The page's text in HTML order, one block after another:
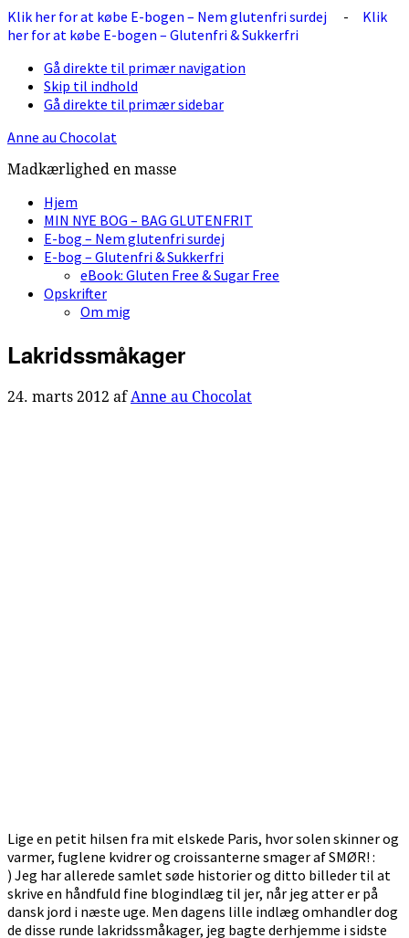
Klik her for at købe E-bogen – Nem glutenfri surdej - Klik
her for at købe E-bogen – Glutenfri & Sukkerfri
Gå direkte til primær navigation
Skip til indhold
Gå direkte til primær sidebar
Anne au Chocolat
Madkærlighed en masse
Hjem
MIN NYE BOG – BAG GLUTENFRIT
E-bog – Nem glutenfri surdej
E-bog – Glutenfri & Sukkerfri
eBook: Gluten Free & Sugar Free
Opskrifter
Om mig
Lakridssmåkager
24. marts 2012 afAnne au Chocolat
Lige en petit hilsen fra mit elskede Paris, hvor solen skinner og
varmer, fuglene kvidrer og croissanterne smager af SMØR! :
) Jeg har allerede samlet søde historier og ditto billeder til at
skrive en håndfuld fine blogindlæg til jer, når jeg atter er på
dansk jord i næste uge. Men dagens lille indlæg omhandler dog
de disse runde lakridssmåkager, jeg bagte derhjemme i sidste